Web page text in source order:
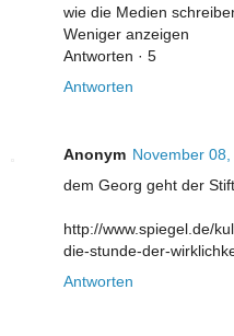
wie die Medien
Weniger anzeigen
Antworten · 5
Antworten
Anonym November
dem Georg geht der Stift .
http://www.spiegel.de/
die-stunde-der-
Antworten